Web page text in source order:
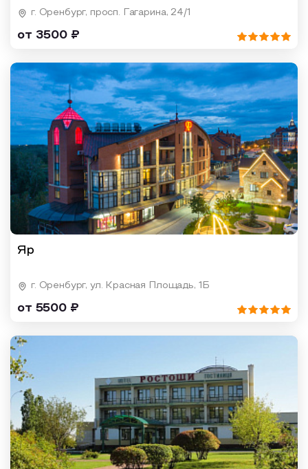
г. Оренбург, просп. Гагарина, 24/1
от 3500 ₽
Яр
г. Оренбург, ул. Красная Площадь, 1Б
от 5500 ₽